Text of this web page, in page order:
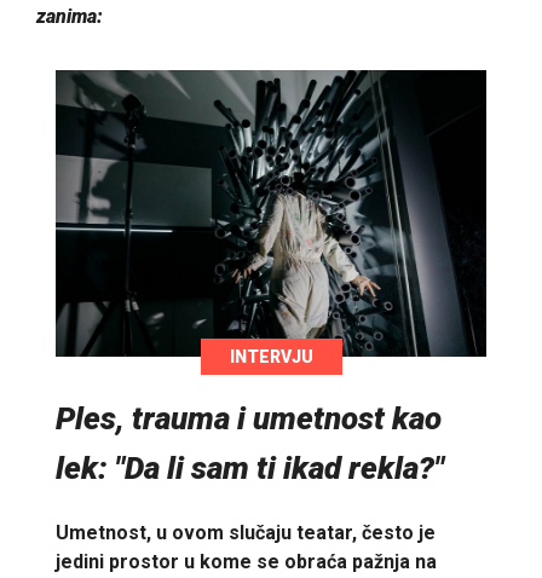
zanima:
INTERVJU
Ples, trauma i umetnost kao
lek: "Da li sam ti ikad rekla?"
Umetnost, u ovom slučaju teatar, često je
jedini prostor u kome se obraća pažnja na